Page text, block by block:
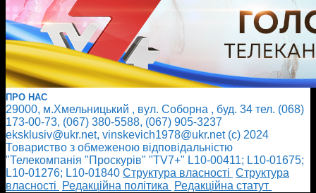
ПРО НАС
29000, м.Хмельницький , вул. Соборна , буд. 34 тел. (068)
173-00-73, (067) 380-5588, (067) 905-3237
eksklusiv@ukr.net, vinskevich1978@ukr.net (с) 2024
Товариство з обмеженою відповідальністю
"Телекомпанія "Проскурів" "TV7+" L10-00411; L10-01675;
L10-01276; L10-01840 Cтруктура власності Cтруктура
власності
Редакційна політика
Редакційна статут